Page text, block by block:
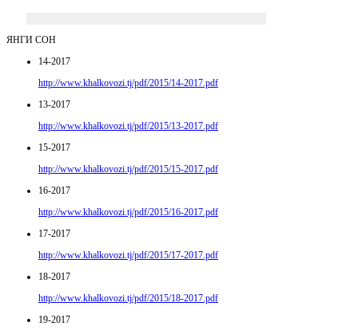
ЯНГИ СОН
14-2017
http://www.khalkovozi.tj/pdf/2015/14-2017.pdf
13-2017
http://www.khalkovozi.tj/pdf/2015/13-2017.pdf
15-2017
http://www.khalkovozi.tj/pdf/2015/15-2017.pdf
16-2017
http://www.khalkovozi.tj/pdf/2015/16-2017.pdf
17-2017
http://www.khalkovozi.tj/pdf/2015/17-2017.pdf
18-2017
http://www.khalkovozi.tj/pdf/2015/18-2017.pdf
19-2017